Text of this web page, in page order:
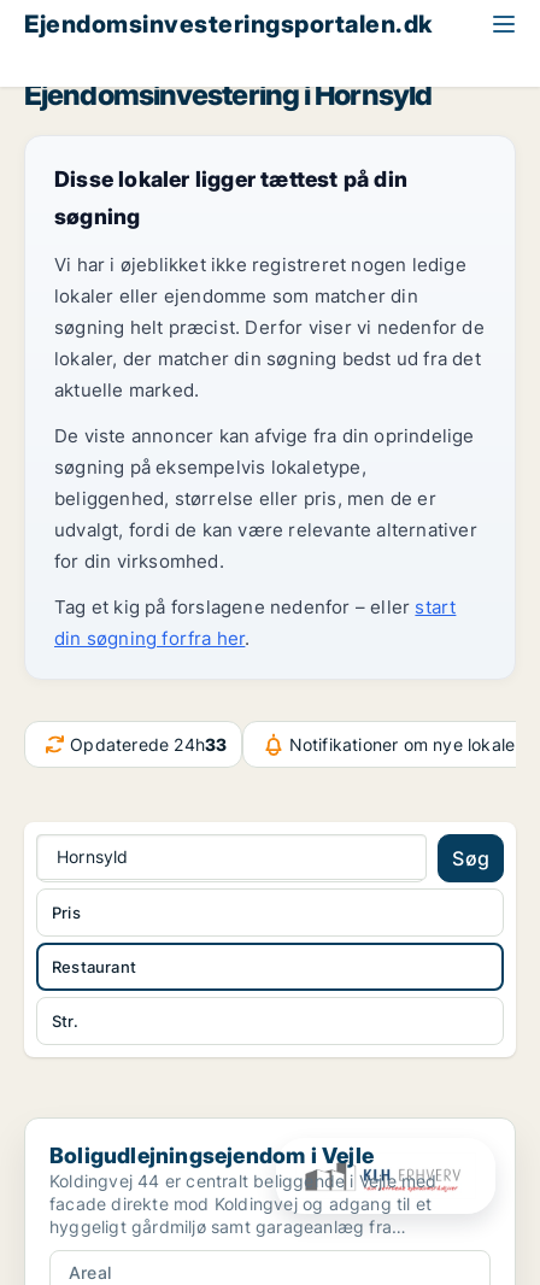
Ejendomsinvesteringsportalen.dk
Ejendomsinvestering i Hornsyld
Disse lokaler ligger tættest på din
søgning
Vi har i øjeblikket ikke registreret nogen ledige
lokaler eller ejendomme som matcher din
søgning helt præcist. Derfor viser vi nedenfor de
lokaler, der matcher din søgning bedst ud fra det
aktuelle marked.
De viste annoncer kan afvige fra din oprindelige
søgning på eksempelvis lokaletype,
beliggenhed, størrelse eller pris, men de er
udvalgt, fordi de kan være relevante alternativer
for din virksomhed.
Tag et kig på forslagene nedenfor – eller start
din søgning forfra her.
Opdaterede 24h33 Notifikationer om nye lokaler
Hornsyld Søg
Restaurant
Str.
Pris
Boligudlejningsejendom i Vejle
Boligudlejningsejendom i Vejle
Koldingvej 44 er centralt beliggende i Vejle med
facade direkte mod Koldingvej og adgang til et
hyggeligt gårdmiljø samt garageanlæg fra
Bleggaardsgade. Ejen...
Areal